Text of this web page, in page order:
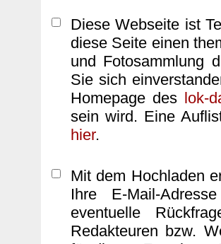
Diese Webseite ist
diese Seite einen
und Fotosammlung
Sie sich
Homepage des lok-
sein wird. Eine
hier.
Mit dem Hochladen
Ihre E-Mail-
eventuelle
Redakteuren bzw.